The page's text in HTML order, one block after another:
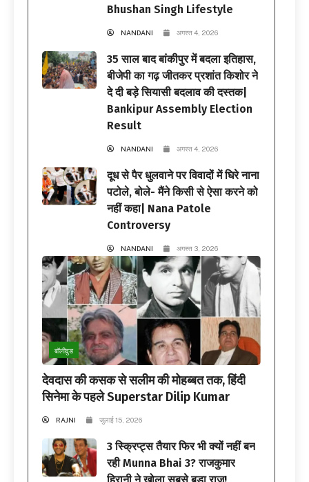
Bhushan Singh Lifestyle
NANDANI अगस्त 4, 2026
35 साल बाद बांकीपुर में बदला इतिहास,
बीजेपी का गढ़ जीतकर प्रशांत किशोर ने
दे दी बड़े सियासी बदलाव की दस्तक|
Bankipur Assembly Election
Result
NANDANI अगस्त 4, 2026
दूध से पैर धुलवाने पर विवादों में घिरे नाना
पटोले, बोले- मैंने किसी से ऐसा करने को
नहीं कहा| Nana Patole
Controversy
NANDANI अगस्त 3, 2026
बॉलीवुड
देवदास की कसक से सलीम की मोहब्बत तक, हिंदी
सिनेमा के पहले Superstar Dilip Kumar
RAJNI जुलाई 15, 2026
3 स्क्रिप्ट्स तैयार फिर भी क्यों नहीं बन
रही Munna Bhai 3? राजकुमार